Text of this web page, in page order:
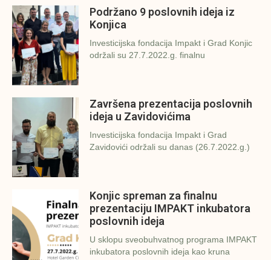
Podržano 9 poslovnih ideja iz
Konjica
Investicijska fondacija Impakt i Grad Konjic
održali su 27.7.2022.g. finalnu
Završena prezentacija poslovnih
ideja u Zavidovićima
Investicijska fondacija Impakt i Grad
Zavidovići održali su danas (26.7.2022.g.)
Konjic spreman za finalnu
prezentaciju IMPAKT inkubatora
poslovnih ideja
U sklopu sveobuhvatnog programa IMPAKT
inkubatora poslovnih ideja kao kruna